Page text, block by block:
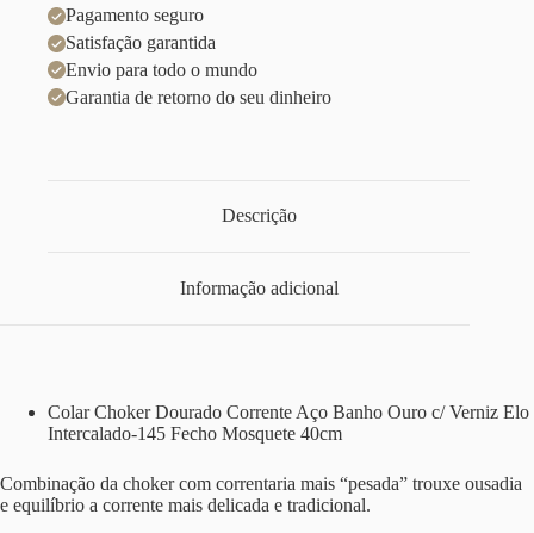
Pagamento seguro
Satisfação garantida
Envio para todo o mundo
Garantia de retorno do seu dinheiro
Descrição
Informação adicional
Colar Choker Dourado Corrente Aço Banho Ouro c/ Verniz Elo
Intercalado-145 Fecho Mosquete 40cm
Combinação da choker com correntaria mais “pesada” trouxe ousadia
e equilíbrio a corrente mais delicada e tradicional.